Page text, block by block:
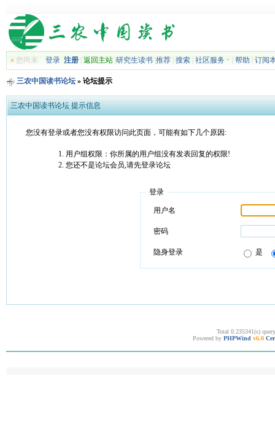
»您尚未 登录 注册| 返回主站| 研究生读书| 推荐| 搜索| 社区服务 帮助 订阅
三农中国读书论坛» 论坛提示
三农中国读书论坛 提示信息
您没有登录或者您没有权限访问此页面，可能有如下几个原因:
用户组权限：你所属的用户组没有发表回复的权限!
您还不是论坛会员,请先登录论坛
登录
用户名
密码
隐身登录 是
Total 0.235341(s)
Powered by PHPWind v6.0